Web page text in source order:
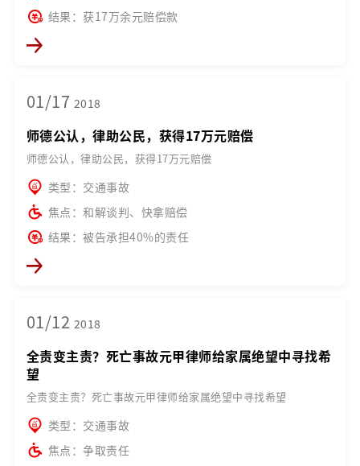
结果：获17万余元赔偿款
01/17 2018
师德公认，律助公民，获得17万元赔偿
师德公认，律助公民，获得17万元赔偿
类型：交通事故
焦点：和解谈判、快拿赔偿
结果：被告承担40%的责任
01/12 2018
全责变主责？死亡事故元甲律师给家属绝望中寻找希
望
全责变主责？死亡事故元甲律师给家属绝望中寻找希望
类型：交通事故
焦点：争取责任